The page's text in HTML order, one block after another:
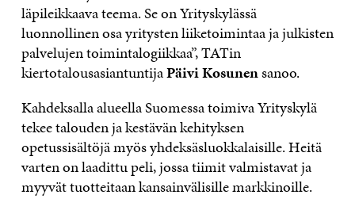
läpileikkaava teema. Se on Yrityskylässä
luonnollinen osa yritysten liiketoimintaa ja julkisten
palvelujen toimintalogiikkaa”, TATin
kiertotalousasiantuntijaPäivi Kosunensanoo.
Kahdeksalla alueella Suomessa toimiva Yrityskylä
tekee talouden ja kestävän kehityksen
opetussisältöjä myös yhdeksäsluokkalaisille. Heitä
varten on laadittu peli, jossa tiimit valmistavat ja
myyvät tuotteitaan kansainvälisille markkinoille.